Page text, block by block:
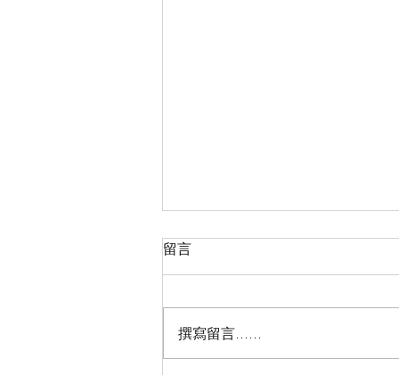
一起慢舞律動，也照顧身心～
✨ 等不及再次和大家相見， 一起
近重溫著慢舞工作坊的影片💛 每
一幕， 都讓人想起那份自在與美
好。 上次工作坊好評不斷， 學員
留言
撰寫留言......